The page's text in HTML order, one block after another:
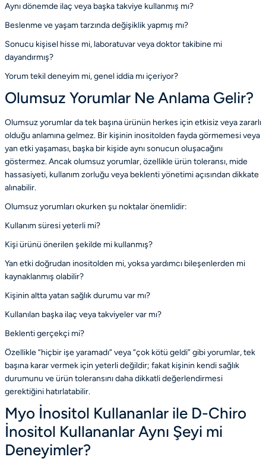
Aynı dönemde ilaç veya başka takviye kullanmış mı?
Beslenme ve yaşam tarzında değişiklik yapmış mı?
Sonucu kişisel hisse mi, laboratuvar veya doktor takibine mi
dayandırmış?
Yorum tekil deneyim mi, genel iddia mı içeriyor?
Olumsuz Yorumlar Ne Anlama Gelir?
Olumsuz yorumlar da tek başına ürünün herkes için etkisiz veya zararlı
olduğu anlamına gelmez. Bir kişinin inositolden fayda görmemesi veya
yan etki yaşaması, başka bir kişide aynı sonucun oluşacağını
göstermez. Ancak olumsuz yorumlar, özellikle ürün toleransı, mide
hassasiyeti, kullanım zorluğu veya beklenti yönetimi açısından dikkate
alınabilir.
Olumsuz yorumları okurken şu noktalar önemlidir:
Kullanım süresi yeterli mi?
Kişi ürünü önerilen şekilde mi kullanmış?
Yan etki doğrudan inositolden mi, yoksa yardımcı bileşenlerden mi
kaynaklanmış olabilir?
Kişinin altta yatan sağlık durumu var mı?
Kullanılan başka ilaç veya takviyeler var mı?
Beklenti gerçekçi mi?
Özellikle “hiçbir işe yaramadı” veya “çok kötü geldi” gibi yorumlar, tek
başına karar vermek için yeterli değildir; fakat kişinin kendi sağlık
durumunu ve ürün toleransını daha dikkatli değerlendirmesi
gerektiğini hatırlatabilir.
Myo İnositol Kullananlar ile D-Chiro
İnositol Kullananlar Aynı Şeyi mi
Deneyimler?